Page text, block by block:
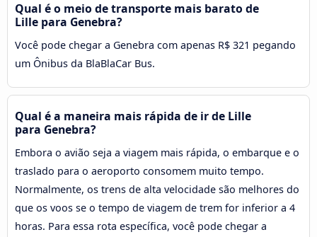
Qual é o meio de transporte mais barato de
Lille para Genebra?
Você pode chegar a Genebra com apenas R$ 321 pegando
um Ônibus da BlaBlaCar Bus.
Qual é a maneira mais rápida de ir de Lille
para Genebra?
Embora o avião seja a viagem mais rápida, o embarque e o
traslado para o aeroporto consomem muito tempo.
Normalmente, os trens de alta velocidade são melhores do
que os voos se o tempo de viagem de trem for inferior a 4
horas. Para essa rota específica, você pode chegar a